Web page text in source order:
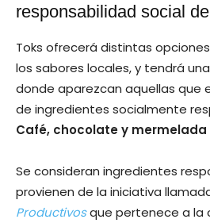
responsabilidad social
Toks ofrecerá distintas
los sabores locales, y tendrá
donde aparezcan aquellas que
de ingredientes socialmente
Café, chocolate y mermelada
Se consideran ingredientes
provienen de la iniciativa
Productivosque pertenece a la